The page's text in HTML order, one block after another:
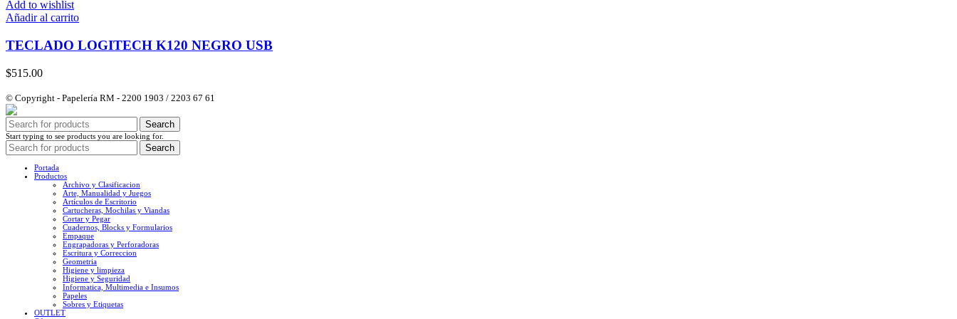
Add to wishlist
Añadir al carrito
TECLADO LOGITECH K120 NEGRO USB
$515.00
© Copyright - Papelería RM - 2200 1903 / 2203 67 61
Search
Start typing to see products you are looking for.
Search
Portada
Productos
Archivo y Clasificacion
Arte, Manualidad y Juegos
Artículos de Escritorio
Cartucheras, Mochilas y Viandas
Cortar y Pegar
Cuadernos, Blocks y Formularios
Empaque
Engrapadoras y Perforadoras
Escritura y Correccion
Geometria
Higiene y limpieza
Higiene y Seguridad
Informatica, Multimedia e Insumos
Papeles
Sobres y Etiquetas
OUTLET